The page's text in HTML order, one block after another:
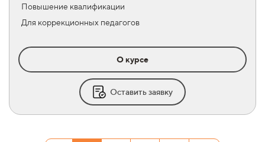
Повышение квалификации
Для коррекционных педагогов
О курсе
Оставить заявку